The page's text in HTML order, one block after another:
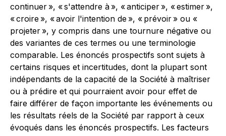
continuer », « s'attendre à », « anticiper », « estimer »,
« croire », « avoir l'intention de », « prévoir » ou «
projeter », y compris dans une tournure négative ou
des variantes de ces termes ou une terminologie
comparable. Les énoncés prospectifs sont sujets à
certains risques et incertitudes, dont la plupart sont
indépendants de la capacité de la Société à maîtriser
ou à prédire et qui pourraient avoir pour effet de
faire différer de façon importante les événements ou
les résultats réels de la Société par rapport à ceux
évoqués dans les énoncés prospectifs. Les facteurs